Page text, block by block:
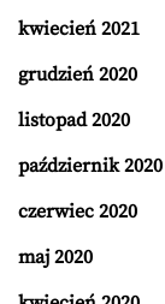
kwiecień 2021
grudzień 2020
listopad 2020
październik 2020
czerwiec 2020
maj 2020